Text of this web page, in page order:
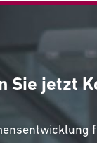
Sie jetzt